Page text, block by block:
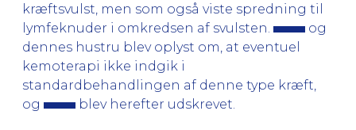
kræftsvulst, men som også viste spredning til
lymfeknuder i omkredsen af svulsten.
og
dennes hustru blev oplyst om, at eventuel
kemoterapi ikke indgik i
standardbehandlingen af denne type kræft,
og
blev herefter udskrevet.